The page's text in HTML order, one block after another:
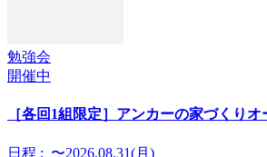
勉強会
開催中
［各回1組限定］アンカーの家づくり
日程 : 〜2026.08.31(月)